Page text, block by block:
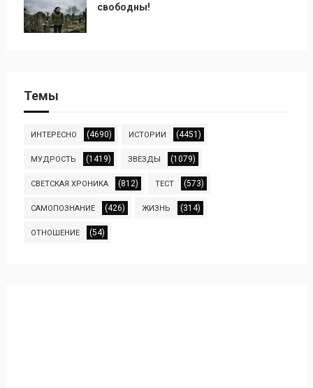
свободны!
Темы
ИНТЕРЕСНО (4690) ИСТОРИИ (4451)
МУДРОСТЬ (1419) ЗВЕЗДЫ (1079)
СВЕТСКАЯ ХРОНИКА (812) ТЕСТ (573)
САМОПОЗНАНИЕ (426) ЖИЗНЬ (314)
ОТНОШЕНИЕ (54)